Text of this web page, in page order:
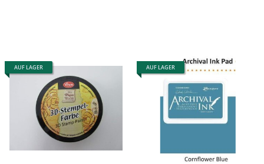
AUF LAGER AUF LAGER